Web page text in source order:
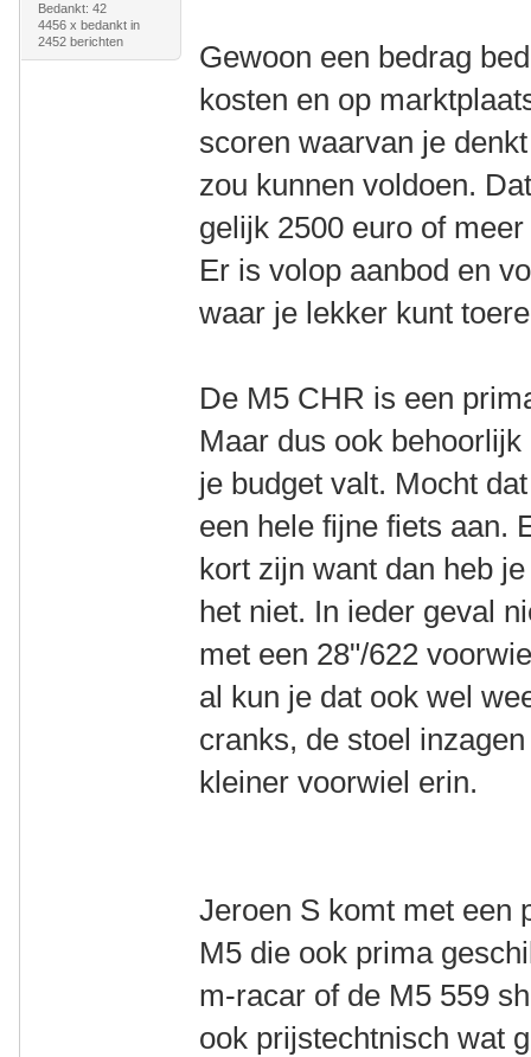
Bedankt: 42
4456 x bedankt in
2452 berichten
Gewoon een bedrag
kosten en op
scoren waarvan je
zou kunnen voldoen.
gelijk 2500 euro of
Er is volop aanbod en
waar je lekker kunt
De M5 CHR is een
Maar dus ook
je budget valt. Mocht
een hele fijne fiets aan.
kort zijn want dan heb
het niet. In ieder geval
met een 28"/622
al kun je dat ook wel
cranks, de stoel
kleiner voorwiel erin.
Jeroen S komt met een
M5 die ook prima
m-racar of de M5 559
ook prijstechtnisch wat